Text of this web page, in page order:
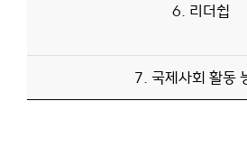
6. 리더쉽
7. 국제사회 활동